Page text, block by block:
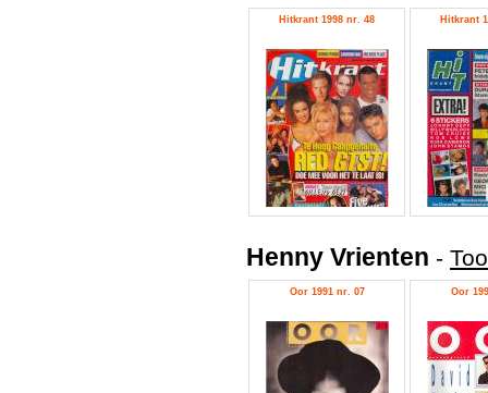
Hitkrant 1998 nr. 48 Hitkrant
Henny Vrienten -
Oor 1991 nr. 07 Oor